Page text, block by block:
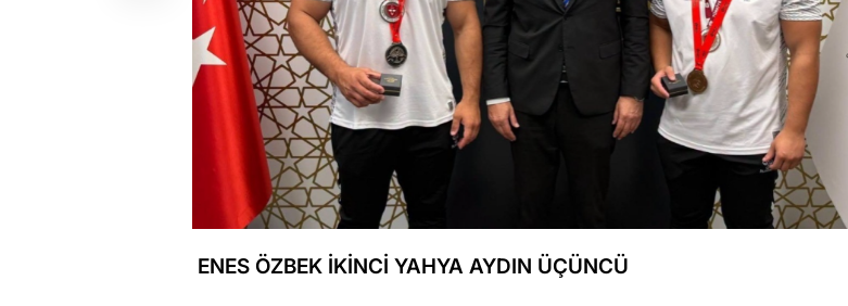
ENES ÖZBEK İKİNCİ YAHYA AYDIN ÜÇÜNCÜ